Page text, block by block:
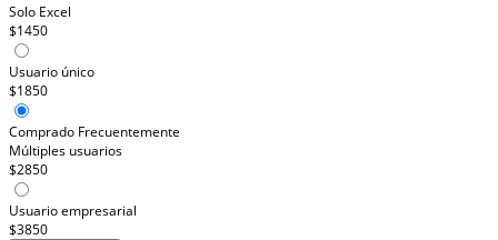
Solo Excel
$1450
Usuario único
$1850
Comprado Frecuentemente
Múltiples usuarios
$2850
Usuario empresarial
$3850